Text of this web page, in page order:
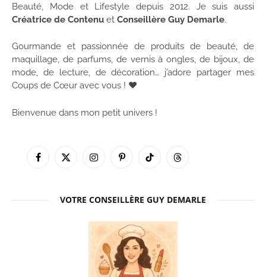
Beauté, Mode et Lifestyle depuis 2012. Je suis aussi
Créatrice de Contenu et Conseillère Guy Demarle.
Gourmande et passionnée de produits de beauté, de
maquillage, de parfums, de vernis à ongles, de bijoux, de
mode, de lecture, de décoration… j’adore partager mes
Coups de Cœur avec vous ! ♥
Bienvenue dans mon petit univers !
Facebook
X
InstagramPinterestTikTok Threads
VOTRE CONSEILLÈRE GUY DEMARLE